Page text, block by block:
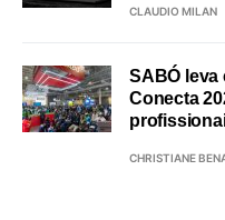
CLAUDIO MILAN
SABÓ
Conecta
CHRISTIANE